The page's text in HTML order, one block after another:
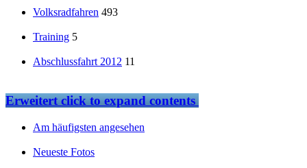
Volksradfahren 493
Training 5
Abschlussfahrt 2012 11
Erweitertclick to expand contents
Am häufigsten angesehen
Neueste Fotos